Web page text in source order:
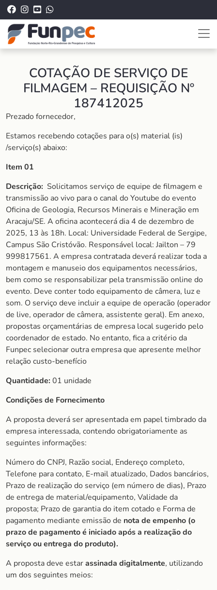
COTAÇÃO DE SERVIÇO DE
FILMAGEM – REQUISIÇÃO Nº
187412025
Prezado fornecedor,
Estamos recebendo cotações para o(s) material (is)
/serviço(s) abaixo:
Item 01
Descrição: Solicitamos serviço de equipe de filmagem e
transmissão ao vivo para o canal do Youtube do evento
Oficina de Geologia, Recursos Minerais e Mineração em
Aracaju/SE. A oficina acontecerá dia 4 de dezembro de
2025, 13 às 18h. Local: Universidade Federal de Sergipe,
Campus São Cristóvão. Responsável local: Jailton – 79
999817561. A empresa contratada deverá realizar toda a
montagem e manuseio dos equipamentos necessários,
bem como se responsabilizar pela transmissão online do
evento. Deve conter todo equipamento de câmera, luz e
som. O serviço deve incluir a equipe de operacão (operador
de live, operador de câmera, assistente geral). Em anexo,
propostas orçamentárias de empresa local sugerido pelo
coordenador de estado. No entanto, fica a critério da
Funpec selecionar outra empresa que apresente melhor
relação custo-benefício
Quantidade:01 unidade
Condições de Fornecimento
A proposta deverá ser apresentada em papel timbrado da
empresa interessada, contendo obrigatoriamente as
seguintes informações:
Número do CNPJ, Razão social, Endereço completo,
Telefone para contato, E-mail atualizado, Dados bancários,
Prazo de realização do serviço (em número de dias), Prazo
de entrega de material/equipamento, Validade da
proposta; Prazo de garantia do item cotado e Forma de
pagamento mediante emissão de nota de empenho (o
prazo de pagamento é iniciado após a realização do
serviço ou entrega do produto).
A proposta deve estarassinada digitalmente, utilizando
um dos seguintes meios: